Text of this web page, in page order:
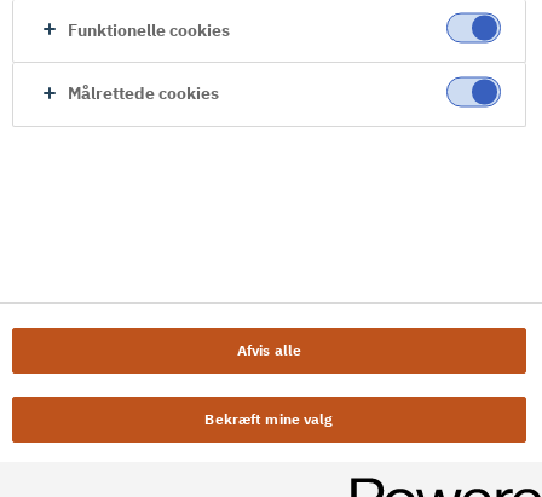
Funktionelle cookies
Målrettede cookies
Afvis alle
Bekræft mine valg